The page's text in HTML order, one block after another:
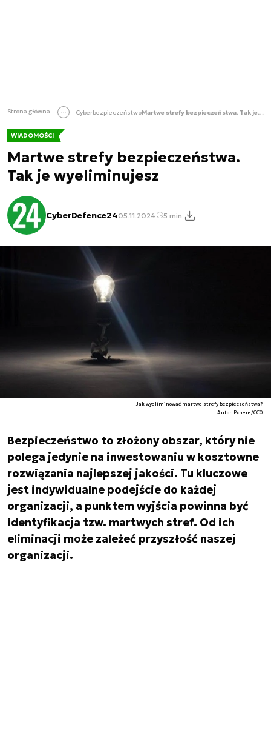
Strona główna Cyberbezpieczeństwo Martwe strefy bezpieczeństwa. Tak je wyeliminujesz
WIADOMOŚCI
Martwe strefy bezpieczeństwa.
Tak je wyeliminujesz
CyberDefence2405.11.2024 5 min.
Jak wyeliminować martwe strefy bezpieczeństwa?
Autor. Pxhere/CC0
Bezpieczeństwo to złożony obszar, który nie
polega jedynie na inwestowaniu w kosztowne
rozwiązania najlepszej jakości. Tu kluczowe
jest indywidualne podejście do każdej
organizacji, a punktem wyjścia powinna być
identyfikacja tzw. martwych stref. Od ich
eliminacji może zależeć przyszłość naszej
organizacji.